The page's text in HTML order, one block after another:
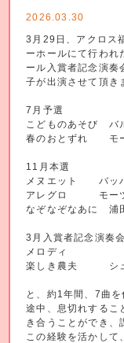
2026.03.30
3月29日、アクロス
ーホールにて行われ
ール入賞者記念演奏
子が出演させて頂き
7月予選
こどものあそび バ
春のおとずれ モ
11月本選
メヌエット バッ
アレグロ モーツ
なぞなぞなあに 浦
3月入賞者記念演奏会
メロディ
楽しき農夫 シュ
と、約1年間、7曲
途中、息切れするこ
き合うことができ、
この経験を活かし